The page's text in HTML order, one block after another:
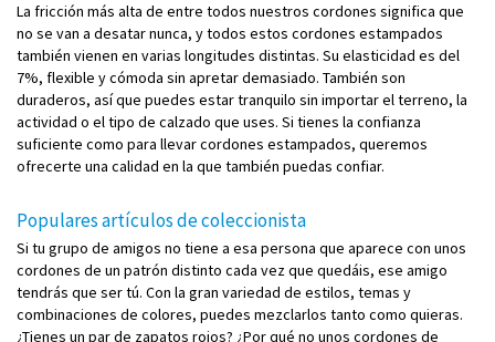
La fricción más alta de entre todos nuestros cordones significa que
no se van a desatar nunca, y todos estos cordones estampados
también vienen en varias longitudes distintas. Su elasticidad es del
7%, flexible y cómoda sin apretar demasiado. También son
duraderos, así que puedes estar tranquilo sin importar el terreno, la
actividad o el tipo de calzado que uses. Si tienes la confianza
suficiente como para llevar cordones estampados, queremos
ofrecerte una calidad en la que también puedas confiar.
Populares artículos de coleccionista
Si tu grupo de amigos no tiene a esa persona que aparece con unos
cordones de un patrón distinto cada vez que quedáis, ese amigo
tendrás que ser tú. Con la gran variedad de estilos, temas y
combinaciones de colores, puedes mezclarlos tanto como quieras.
¿Tienes un par de zapatos rojos? ¿Por qué no unos cordones de